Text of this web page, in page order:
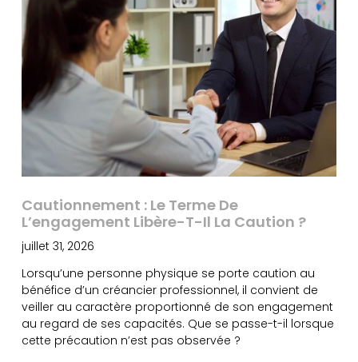
Cautionnement : Le Terme De
L’engagement Libère-T-Il La Caution ?
juillet 31, 2026
Lorsqu’une personne physique se porte caution au
bénéfice d’un créancier professionnel, il convient de
veiller au caractère proportionné de son engagement
au regard de ses capacités. Que se passe-t-il lorsque
cette précaution n’est pas observée ?